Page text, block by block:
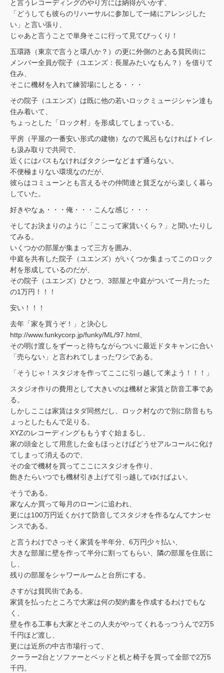
と言うレコーディングのやり方には納得がいかず、
「どうしても彼らのリハーサルに参加して一緒にアレンジした
い」と言い張り、
じゃあと言うことで単身そこに行って見てびっくり！
五環路（東京で言うと環八か？）の更に外側のとある貧民街に
メンバー全員が院子（ユエンズ：長屋みたいなもん？）を借りて
住み、
そこに機材を入れて練習場にしとる・・・
その院子（ユエンズ）は既に他の若いロックミュージシャン達も
住み着いて、
ちょっとした「ロック村」を形成してしまっている。
平房（平屋の一番安い形式の建物）なので風呂もなければトイレ
も汲み取りで共同で、
近くにはバスもなければタクシーなどまず通らない。
不便極まりない環境なのだが、
彼らはコミューンとも言えるその仲間達と貧乏ながら楽しく暮ら
していた。
好きやなぁ・・・俺・・・こんな感じ・・・
そしてお決まりのように「ここって家賃いくら？」と聞いたりし
てみる。
いくつかの部屋が集まって三方を囲み、
中庭を共有した院子（ユエンズ）がいくつか集まってこのロック
村を形成しているのだが、
その院子（ユエンズ）ひとつ、3部屋と中庭がついて一月たった
の1万円！！！
安い！！！
去年「家を買うぞ！」と決心し
http://www.funkycorp.jp/funky/ML/97.html、
その明け渡しをずーっと待ちながらついに最近ドタキャンに合い
「売らない」と言われてしまったワシである。
「そうじゃ！スタジオを作ってここに引っ越して来よう！！！」
スタジオ作りの費用として大きいのは機材と家賃と防音工事であ
る。
しかしここは家賃はタダ同然だし、ロック村なので別に防音もち
ょっとしたもんで足りる。
XYZのレコーディングももうすぐ始まるし、
家の頭金として用意した金もほっとけばどうせアルコールに化け
てしまって消えるので、
その金で機材を買ってここにスタジオを作り、
飽きたらいつでも機材引き上げて引っ越してゆけばよい。
そうである。
家なんか買って毎月のローンに追われ、
更には100万円近くかけて防音してスタジオを作るなんてナンセ
ンスである。
と言うわけでさっそく家賃を半年分、6万円少々払い、
大きな部屋に壁を作って半分に割ってもらい、隣の部屋を住居に
し、
残りの部屋をシャワールームと台所にする。
さすがは貧民街である。
家賃を払ったところで大家は何の契約書を作成するわけでもな
く、
壁を作る工事も大家とそこの人夫がやってくれるっつうんで2万5
千円ほど渡し、
更には近所の中古市場行って、
クーラー2台とソファーとベッドと机と椅子を買って全部で2万5
千円。